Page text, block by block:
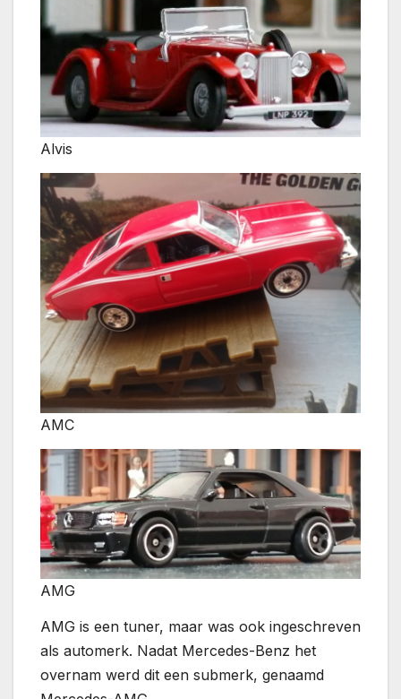
Alvis
AMC
AMG
AMG is een tuner, maar was ook ingeschreven
als automerk. Nadat Mercedes-Benz het
overnam werd dit een submerk, genaamd